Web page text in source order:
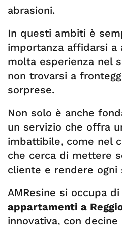
abrasioni.
In questi ambiti è
importanza affidarsi a
molta esperienza nel
non trovarsi a
sorprese.
Non solo è anche
un servizio che offra
imbattibile, come nel
che cerca di mettere
cliente e rendere ogni
AMResine si occupa di
appartamenti a
innovativa, con